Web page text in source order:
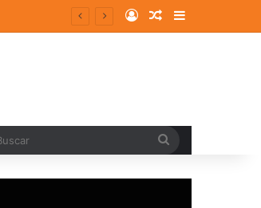
Log InRandom Article
Sidebar